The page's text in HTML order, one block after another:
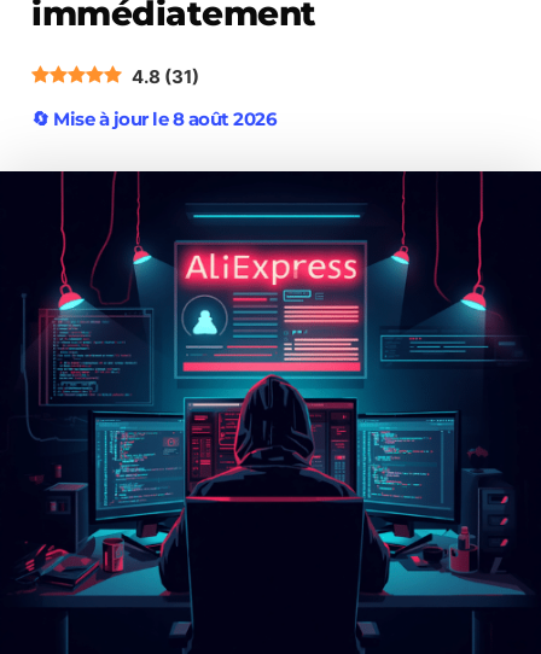
immédiatement
4.8 (31)
🔄 Mise à jour le 8 août 2026